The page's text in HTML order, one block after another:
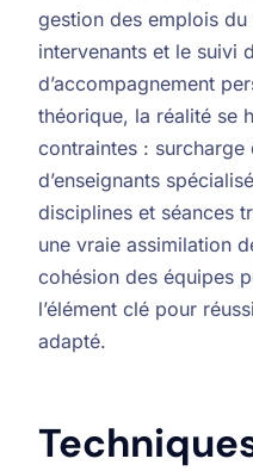
gestion des emplois
intervenants et le suivi
d’accompagnement
théorique, la réalité se
contraintes : surcharge
d’enseignants
disciplines et séances
une vraie assimilation
cohésion des équipes
l’élément clé pour
adapté.